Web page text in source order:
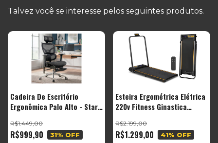
Talvez você se interesse pelos seguintes produtos.
Cadeira De Escritório
Ergonômica Palo Alto - Start
Suporte Lombar Adaptável
Apoio Para Pés Retrátil
R$999,90
R$1.449,00
31% OFF
Esteira Ergométrica Elétrica
220v Fitness Ginastica
R$1.299,00
R$2.199,00
41% OFF